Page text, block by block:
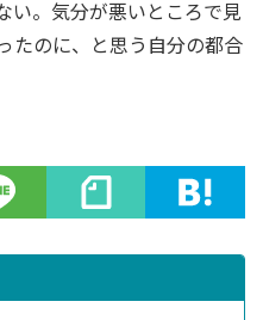
い。気分が悪いところで見
たのに、と思う自分の都合